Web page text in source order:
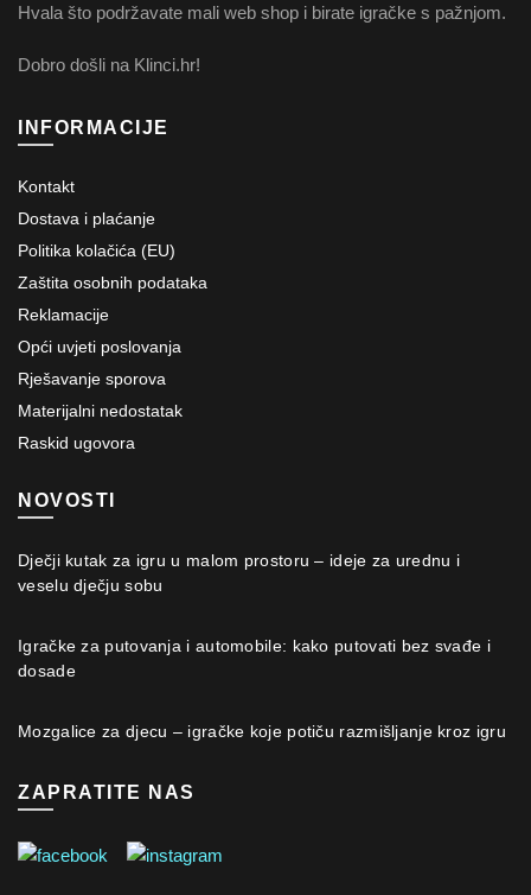
Hvala što podržavate mali web shop i birate igračke s pažnjom.
Dobro došli na Klinci.hr!
INFORMACIJE
Kontakt
Dostava i plaćanje
Politika kolačića (EU)
Zaštita osobnih podataka
Reklamacije
Opći uvjeti poslovanja
Rješavanje sporova
Materijalni nedostatak
Raskid ugovora
NOVOSTI
Dječji kutak za igru u malom prostoru – ideje za urednu i
veselu dječju sobu
Igračke za putovanja i automobile: kako putovati bez svađe i
dosade
Mozgalice za djecu – igračke koje potiču razmišljanje kroz igru
ZAPRATITE NAS